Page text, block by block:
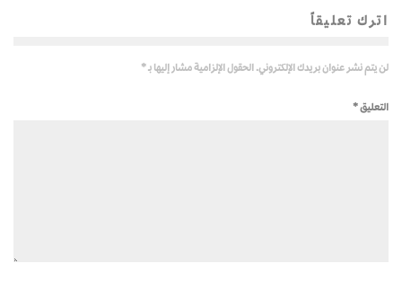
اترك تعليقاً
لن يتم نشر عنوان بريدك الإلكتروني. الحقول الإلزامية مشار إليها بـ*
التعليق*